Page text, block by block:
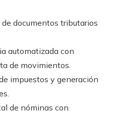
documentos tributarios
automatizada con
de movimientos.
impuestos y generación
de nóminas con